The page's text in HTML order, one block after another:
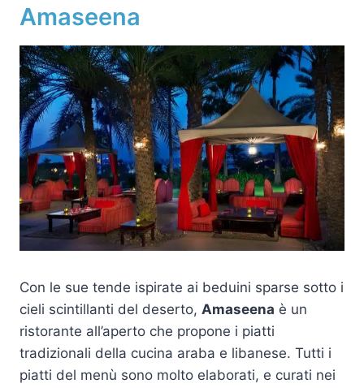
Amaseena
Con le sue tende ispirate ai beduini sparse sotto i
cieli scintillanti del deserto, Amaseena è un
ristorante all’aperto che propone i piatti
tradizionali della cucina araba e libanese. Tutti i
piatti del menù sono molto elaborati, e curati nei